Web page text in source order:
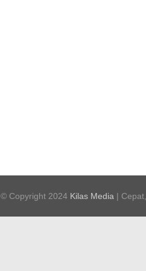
© Copyright 2024 Kilas Media |